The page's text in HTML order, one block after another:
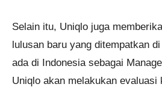
Selain itu, Uniqlo juga
lulusan baru yang ditempatkan
ada di Indonesia sebagai
Uniqlo akan melakukan evaluasi